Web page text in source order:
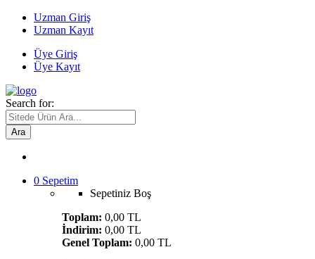
Uzman Giriş
Uzman Kayıt
Üye Giriş
Üye Kayıt
Search for:
Ara
0 Sepetim
Sepetiniz Boş
Toplam: 0,00 TL
İndirim: 0,00 TL
Genel Toplam: 0,00 TL